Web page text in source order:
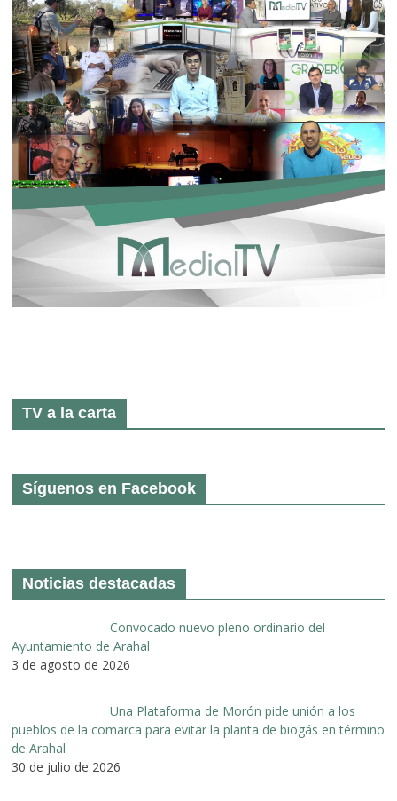
TV a la carta
Síguenos en Facebook
Noticias destacadas
Convocado nuevo pleno ordinario del
Ayuntamiento de Arahal
3 de agosto de 2026
Una Plataforma de Morón pide unión a los
pueblos de la comarca para evitar la planta de biogás en término
de Arahal
30 de julio de 2026